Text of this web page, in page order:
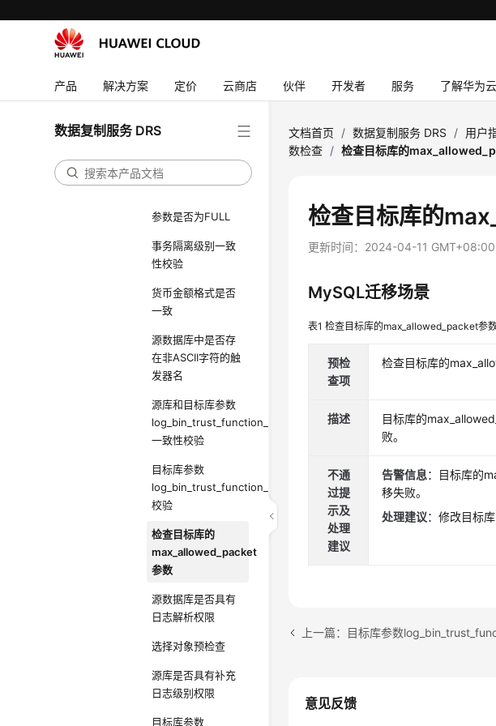
产品 解决方案 定价 云商店 伙伴 开发者 服务 了解华为云
数据复制服务 DRS
源数据库是否处于
校验源数据库参数
log_slave_updates
源库与目标库的
是否相同
参数是否为FULL
事务隔离级别一致
性校验
货币金额格式是否
一致
源数据库中是否存
在非ASCII字符的触
发器名
源库和目标库参数
log_bin_trust_function_creators
一致性校验
目标库参数
log_bin_trust_function_creators
校验
检查目标库的
max_allowed_packet
参数
源数据库是否具有
日志解析权限
选择对象预检查
源库是否具有补充
日志级别权限
目标库参数
文档首页 / 数据复制服务 DRS / 用户
数检查 / 检查目标库的
检查目标库的
更新时间： 2024-04-11 GMT+08:00
MySQL迁移场景
表1检查目标库的max_allowed_packet参
预检
查项
检查目标库的
描述
目标库的
败。
不通
过提
示及
处理
建议
告警信息：目标库的
移失败。
处理建议：修改目标
意见反馈